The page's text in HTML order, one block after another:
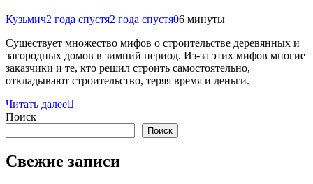
Кузьмич2 года спустя2 года спустя06 минуты
Существует множество мифов о строительстве деревянных и
загородных домов в зимний период. Из-за этих мифов многие
заказчики и те, кто решил строить самостоятельно,
откладывают строительство, теряя время и деньги.
Читать далее
Поиск
Поиск
Свежие записи